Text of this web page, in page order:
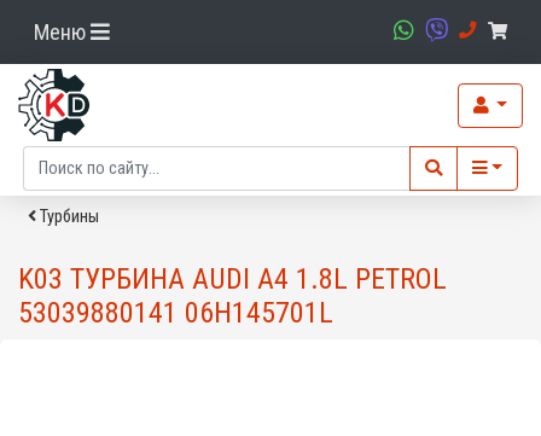
Меню
Турбины
K03 ТУРБИНА AUDI A4 1.8L PETROL
53039880141 06H145701L